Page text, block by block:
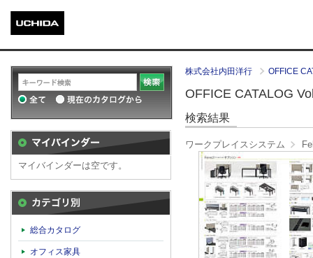
株式会社内田洋行 OFFICE
OFFICE CATALOG
検索結果
ワークプレイスシステム
マイバインダーは空です。
総合カタログ
オフィス家具